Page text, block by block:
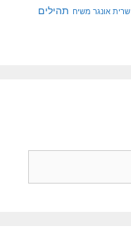
שרית אונגר משיח תהילים